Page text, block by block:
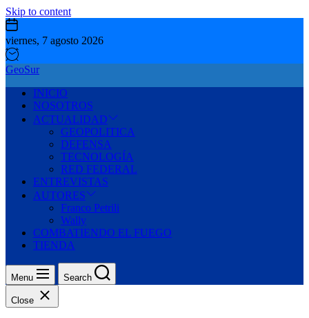
Skip to content
viernes, 7 agosto 2026
GeoSur
INICIO
NOSOTROS
ACTUALIDAD
GEOPOLITICA
DEFENSA
TECNOLOGÍA
RED FEDERAL
ENTREVISTAS
AUTORES
Franco Petrili
Wally
COMBATIENDO EL FUEGO
TIENDA
Menu Search
Close